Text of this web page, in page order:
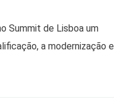
Summit de Lisboa um
a modernização e